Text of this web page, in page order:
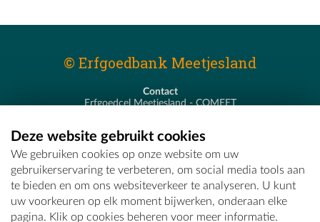
© Erfgoedbank Meetjesland
Contact
Erfgoedcel Meetjesland - COMEET
T - 09 373 75 96
E -erfgoedcel@comeet.be
Deze website gebruikt cookies
We gebruiken cookies op onze website om uw
gebruikerservaring te verbeteren, om social media tools aan
te bieden en om ons websiteverkeer te analyseren. U kunt
uw voorkeuren op elk moment bijwerken, onderaan elke
pagina. Klik op cookies beheren voor meer informatie.